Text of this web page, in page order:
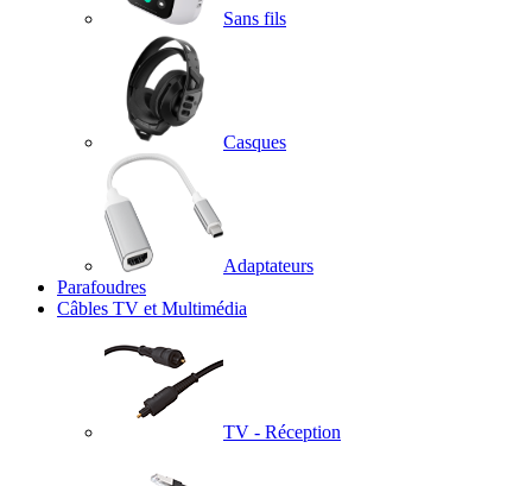
Sans fils
Casques
Adaptateurs
Parafoudres
Câbles TV et Multimédia
TV - Réception